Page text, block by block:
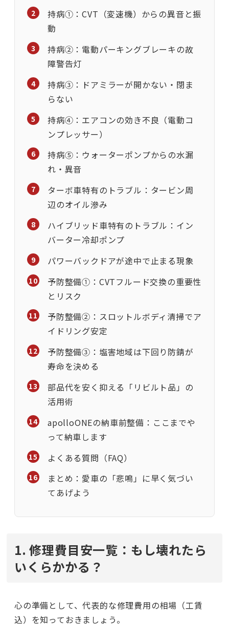
持病①：CVT（変速機）からの異音と振
動
持病②：電動パーキングブレーキの故
障警告灯
持病③：ドアミラーが開かない・閉ま
らない
持病④：エアコンの効き不良（電動コ
ンプレッサー）
持病⑤：ウォーターポンプからの水漏
れ・異音
ターボ車特有のトラブル：タービン周
辺のオイル滲み
ハイブリッド車特有のトラブル：イン
バーター冷却ポンプ
パワーバックドアが途中で止まる現象
予防整備①：CVTフルード交換の重要性
とリスク
予防整備②：スロットルボディ清掃でア
イドリング安定
予防整備③：塩害地域は下回り防錆が
寿命を決める
部品代を安く抑える「リビルト品」の
活用術
apolloONEの納車前整備：ここまでや
って納車します
よくある質問（FAQ）
まとめ：愛車の「悲鳴」に早く気づい
てあげよう
1. 修理費目安一覧：もし壊れたら
いくらかかる？
心の準備として、代表的な修理費用の相場（工賃
込）を知っておきましょう。